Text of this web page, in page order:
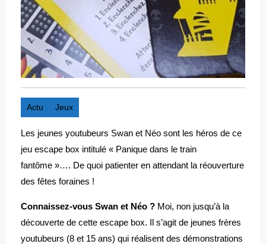
Actu Jeux
Les jeunes youtubeurs Swan et Néo sont les héros de ce
jeu escape box intitulé « Panique dans le train
fantôme »…. De quoi patienter en attendant la réouverture
des fêtes foraines !
Connaissez-vous Swan et Néo ? Moi, non jusqu’à la
découverte de cette escape box. Il s’agit de jeunes frères
youtubeurs (8 et 15 ans) qui réalisent des démonstrations